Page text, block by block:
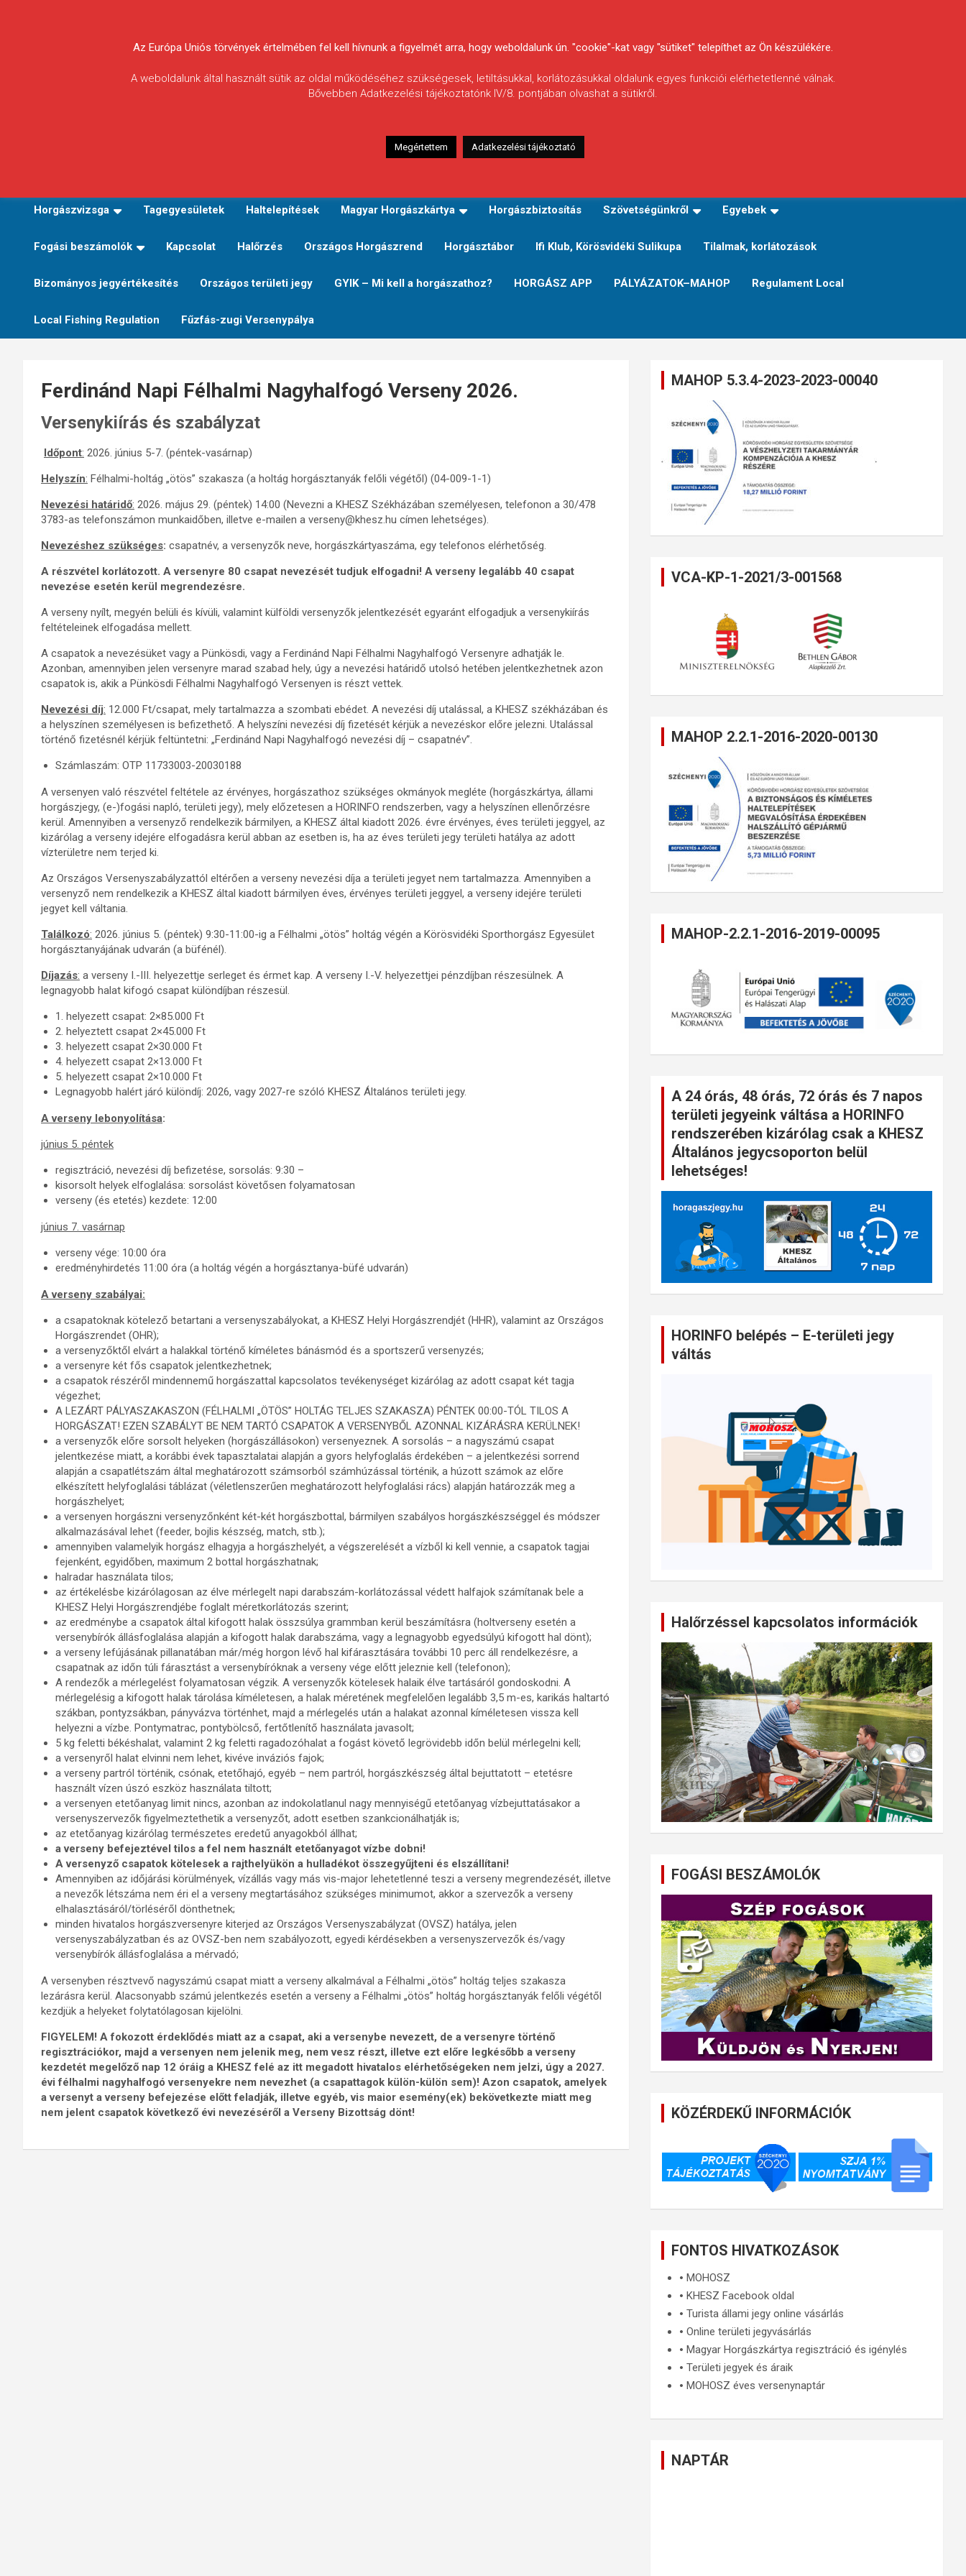
Körösvidéki Horgász
Egyesületek
Horgászvizsga Tagegyesületek Haltelepítések Magyar Horgászkártya Horgászbiztosítás Szövetségünkről Egyebek
Fogási beszámolók Kapcsolat Halőrzés Országos Horgászrend Horgásztábor Ifi Klub, Körösvidéki Sulikupa Tilalmak, korlátozások
Bizományos jegyértékesítés Országos területi jegy GYIK – Mi kell a horgászathoz? HORGÁSZ APP PÁLYÁZATOK–MAHOP Regulament Local
Local Fishing Regulation Fűzfás-zugi Versenypálya
Ferdinánd Napi Félhalmi Nagyhalfogó Verseny 2026.
Versenykiírás és szabályzat
Időpont: 2026. június 5-7. (péntek-vasárnap)
Helyszín: Félhalmi-holtág „ötös” szakasza (a holtág horgásztanyák felőli végétől) (04-009-1-1)
Nevezési határidő: 2026. május 29. (péntek) 14:00 (Nevezni a KHESZ Székházában személyesen, telefonon a 30/478
3783-as telefonszámon munkaidőben, illetve e-mailen a verseny@khesz.hu címen lehetséges).
Nevezéshez szükséges: csapatnév, a versenyzők neve, horgászkártyaszáma, egy telefonos elérhetőség.
A részvétel korlátozott. A versenyre 80 csapat nevezését tudjuk elfogadni! A verseny legalább 40 csapat
nevezése esetén kerül megrendezésre.
A verseny nyílt, megyén belüli és kívüli, valamint külföldi versenyzők jelentkezését egyaránt elfogadjuk a versenykiírás
feltételeinek elfogadása mellett.
A csapatok a nevezésüket vagy a Pünkösdi, vagy a Ferdinánd Napi Félhalmi Nagyhalfogó Versenyre adhatják le.
Azonban, amennyiben jelen versenyre marad szabad hely, úgy a nevezési határidő utolsó hetében jelentkezhetnek azon
csapatok is, akik a Pünkösdi Félhalmi Nagyhalfogó Versenyen is részt vettek.
Nevezési díj: 12.000 Ft/csapat, mely tartalmazza a szombati ebédet. A nevezési díj utalással, a KHESZ székházában és
a helyszínen személyesen is befizethető. A helyszíni nevezési díj fizetését kérjük a nevezéskor előre jelezni. Utalással
történő fizetésnél kérjük feltüntetni: „Ferdinánd Napi Nagyhalfogó nevezési díj – csapatnév”.
Számlaszám: OTP 11733003-20030188
A versenyen való részvétel feltétele az érvényes, horgászathoz szükséges okmányok megléte (horgászkártya, állami
horgászjegy, (e-)fogási napló, területi jegy), mely előzetesen a HORINFO rendszerben, vagy a helyszínen ellenőrzésre
kerül. Amennyiben a versenyző rendelkezik bármilyen, a KHESZ által kiadott 2026. évre érvényes, éves területi jeggyel, az
kizárólag a verseny idejére elfogadásra kerül abban az esetben is, ha az éves területi jegy területi hatálya az adott
vízterületre nem terjed ki.
Az Országos Versenyszabályzattól eltérően a verseny nevezési díja a területi jegyet nem tartalmazza. Amennyiben a
versenyző nem rendelkezik a KHESZ által kiadott bármilyen éves, érvényes területi jeggyel, a verseny idejére területi
jegyet kell váltania.
Találkozó: 2026. június 5. (péntek) 9:30-11:00-ig a Félhalmi „ötös” holtág végén a Körösvidéki Sporthorgász Egyesület
horgásztanyájának udvarán (a büfénél).
Díjazás: a verseny I.-III. helyezettje serleget és érmet kap. A verseny I.-V. helyezettjei pénzdíjban részesülnek. A
legnagyobb halat kifogó csapat különdíjban részesül.
1. helyezett csapat: 2×85.000 Ft
2. helyeztett csapat 2×45.000 Ft
3. helyezett csapat 2×30.000 Ft
4. helyezett csapat 2×13.000 Ft
5. helyezett csapat 2×10.000 Ft
Legnagyobb halért járó különdíj: 2026, vagy 2027-re szóló KHESZ Általános területi jegy.
A verseny lebonyolítása:
június 5. péntek
regisztráció, nevezési díj befizetése, sorsolás: 9:30 –
kisorsolt helyek elfoglalása: sorsolást követősen folyamatosan
verseny (és etetés) kezdete: 12:00
június 7. vasárnap
verseny vége: 10:00 óra
eredményhirdetés 11:00 óra (a holtág végén a horgásztanya-büfé udvarán)
A verseny szabályai:
a csapatoknak kötelező betartani a versenyszabályokat, a KHESZ Helyi Horgászrendjét (HHR), valamint az Országos
Horgászrendet (OHR);
a versenyzőktől elvárt a halakkal történő kíméletes bánásmód és a sportszerű versenyzés;
a versenyre két fős csapatok jelentkezhetnek;
a csapatok részéről mindennemű horgászattal kapcsolatos tevékenységet kizárólag az adott csapat két tagja
végezhet;
A LEZÁRT PÁLYASZAKASZON (FÉLHALMI „ÖTÖS” HOLTÁG TELJES SZAKASZA) PÉNTEK 00:00-TÓL TILOS A
HORGÁSZAT! EZEN SZABÁLYT BE NEM TARTÓ CSAPATOK A VERSENYBŐL AZONNAL KIZÁRÁSRA KERÜLNEK!
a versenyzők előre sorsolt helyeken (horgászállásokon) versenyeznek. A sorsolás – a nagyszámú csapat
jelentkezése miatt, a korábbi évek tapasztalatai alapján a gyors helyfoglalás érdekében – a jelentkezési sorrend
alapján a csapatlétszám által meghatározott számsorból számhúzással történik, a húzott számok az előre
elkészített helyfoglalási táblázat (véletlenszerűen meghatározott helyfoglalási rács) alapján határozzák meg a
horgászhelyet;
a versenyen horgászni versenyzőnként két-két horgászbottal, bármilyen szabályos horgászkészséggel és módszer
alkalmazásával lehet (feeder, bojlis készség, match, stb.);
amennyiben valamelyik horgász elhagyja a horgászhelyét, a végszerelését a vízből ki kell vennie, a csapatok tagjai
fejenként, egyidőben, maximum 2 bottal horgászhatnak;
halradar használata tilos;
az értékelésbe kizárólagosan az élve mérlegelt napi darabszám-korlátozással védett halfajok számítanak bele a
KHESZ Helyi Horgászrendjébe foglalt méretkorlátozás szerint;
az eredménybe a csapatok által kifogott halak összsúlya grammban kerül beszámításra (holtverseny esetén a
versenybírók állásfoglalása alapján a kifogott halak darabszáma, vagy a legnagyobb egyedsúlyú kifogott hal dönt);
a verseny lefújásának pillanatában már/még horgon lévő hal kifárasztására további 10 perc áll rendelkezésre, a
csapatnak az időn túli fárasztást a versenybíróknak a verseny vége előtt jeleznie kell (telefonon);
A rendezők a mérlegelést folyamatosan végzik. A versenyzők kötelesek halaik élve tartásáról gondoskodni. A
mérlegelésig a kifogott halak tárolása kíméletesen, a halak méretének megfelelően legalább 3,5 m-es, karikás haltartó
szákban, pontyzsákban, pányvázva történhet, majd a mérlegelés után a halakat azonnal kíméletesen vissza kell
helyezni a vízbe. Pontymatrac, pontybölcső, fertőtlenítő használata javasolt;
5 kg feletti békéshalat, valamint 2 kg feletti ragadozóhalat a fogást követő legrövidebb időn belül mérlegelni kell;
a versenyről halat elvinni nem lehet, kivéve inváziós fajok;
a verseny partról történik, csónak, etetőhajó, egyéb – nem partról, horgászkészség által bejuttatott – etetésre
használt vízen úszó eszköz használata tiltott;
a versenyen etetőanyag limit nincs, azonban az indokolatlanul nagy mennyiségű etetőanyag vízbejuttatásakor a
versenyszervezők figyelmeztethetik a versenyzőt, adott esetben szankcionálhatják is;
az etetőanyag kizárólag természetes eredetű anyagokból állhat;
a verseny befejeztével tilos a fel nem használt etetőanyagot vízbe dobni!
A versenyző csapatok kötelesek a rajthelyükön a hulladékot összegyűjteni és elszállítani!
Amennyiben az időjárási körülmények, vízállás vagy más vis-major lehetetlenné teszi a verseny megrendezését, illetve
a nevezők létszáma nem éri el a verseny megtartásához szükséges minimumot, akkor a szervezők a verseny
elhalasztásáról/törléséről dönthetnek;
minden hivatalos horgászversenyre kiterjed az Országos Versenyszabályzat (OVSZ) hatálya, jelen
versenyszabályzatban és az OVSZ-ben nem szabályozott, egyedi kérdésekben a versenyszervezők és/vagy
versenybírók állásfoglalása a mérvadó;
A versenyben résztvevő nagyszámú csapat miatt a verseny alkalmával a Félhalmi „ötös” holtág teljes szakasza
lezárásra kerül. Alacsonyabb számú jelentkezés esetén a verseny a Félhalmi „ötös” holtág horgásztanyák felőli végétől
kezdjük a helyeket folytatólagosan kijelölni.
FIGYELEM! A fokozott érdeklődés miatt az a csapat, aki a versenybe nevezett, de a versenyre történő
regisztrációkor, majd a versenyen nem jelenik meg, nem vesz részt, illetve ezt előre legkésőbb a verseny
kezdetét megelőző nap 12 óráig a KHESZ felé az itt megadott hivatalos elérhetőségeken nem jelzi, úgy a 2027.
évi félhalmi nagyhalfogó versenyekre nem nevezhet (a csapattagok külön-külön sem)! Azon csapatok, amelyek
a versenyt a verseny befejezése előtt feladják, illetve egyéb, vis maior esemény(ek) bekövetkezte miatt meg
nem jelent csapatok következő évi nevezéséről a Verseny Bizottság dönt!
MAHOP 5.3.4-2023-2023-00040
VCA-KP-1-2021/3-001568
MAHOP 2.2.1-2016-2020-00130
MAHOP-2.2.1-2016-2019-00095
A 24 órás, 48 órás, 72 órás és 7 napos
területi jegyeink váltása a HORINFO
rendszerében kizárólag csak a KHESZ
Általános jegycsoporton belül
lehetséges!
HORINFO belépés – E-területi jegy
váltás
Halőrzéssel kapcsolatos információk
FOGÁSI BESZÁMOLÓK
KÖZÉRDEKŰ INFORMÁCIÓK
FONTOS HIVATKOZÁSOK
🞄MOHOSZ
🞄KHESZ Facebook oldal
🞄Turista állami jegy online vásárlás
🞄Online területi jegyvásárlás
🞄Magyar Horgászkártya regisztráció és igénylés
🞄Területi jegyek és áraik
🞄MOHOSZ éves versenynaptár
NAPTÁR
Az Európa Uniós törvények értelmében fel kell hívnunk a figyelmét arra, hogy weboldalunk ún. "cookie"-kat vagy "sütiket" telepíthet az Ön készülékére.
A weboldalunk által használt sütik az oldal működéséhez szükségesek, letiltásukkal, korlátozásukkal oldalunk egyes funkciói elérhetetlenné válnak.
Bővebben Adatkezelési tájékoztatónk IV/8. pontjában olvashat a sütikről.
Megértettem Adatkezelési tájékoztató